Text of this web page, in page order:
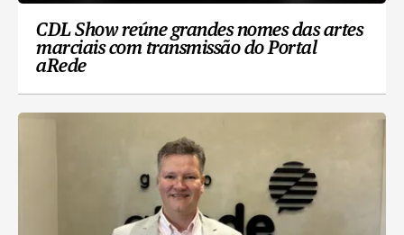
CDL Show reúne grandes nomes das artes
marciais com transmissão do Portal
aRede